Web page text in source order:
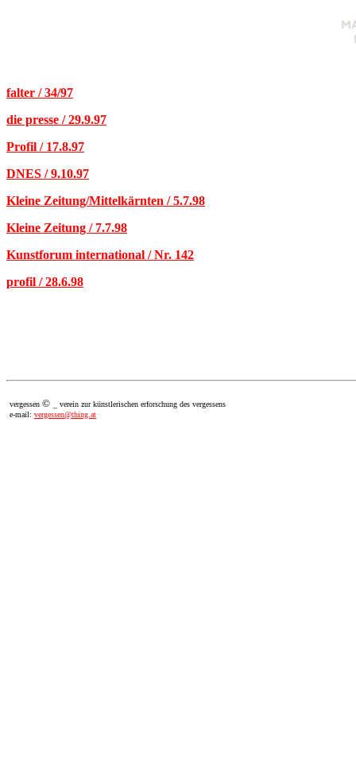
falter / 34/97
die presse / 29.9.97
Profil / 17.8.97
DNES / 9.10.97
Kleine Zeitung/Mittelkärnten / 5.7.98
Kleine Zeitung / 7.7.98
Kunstforum international / Nr. 142
profil / 28.6.98
vergessen ©
_ verein zur künstlerischen erforschung des vergessens
e-mail: vergessen@thing.at